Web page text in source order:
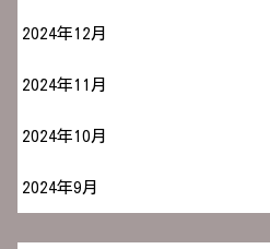
2024年12月
2024年11月
2024年10月
2024年9月